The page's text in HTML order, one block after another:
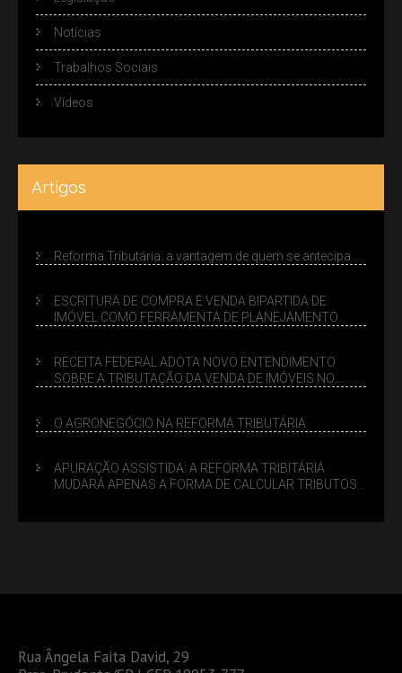
Notícias
Trabalhos Sociais
Vídeos
Artigos
Reforma Tributária: a vantagem de quem se antecipa
ESCRITURA DE COMPRA E VENDA BIPARTIDA DE
IMÓVEL COMO FERRAMENTA DE PLANEJAMENTO
RECEITA FEDERAL ADOTA NOVO ENTENDIMENTO
SOBRE A TRIBUTAÇÃO DA VENDA DE IMÓVEIS NO
O AGRONEGÓCIO NA REFORMA TRIBUTÁRIA
APURAÇÃO ASSISTIDA: A REFORMA TRIBITÁRIA
MUDARÁ APENAS A FORMA DE CALCULAR TRIBUTOS
Rua Ângela Faita David, 29